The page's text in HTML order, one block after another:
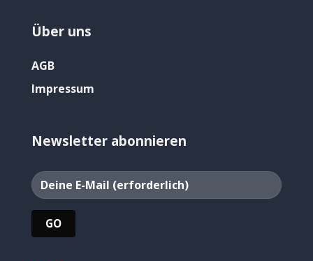
Über uns
AGB
Impressum
Newsletter abonnieren